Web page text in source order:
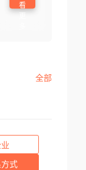
看
全部
式